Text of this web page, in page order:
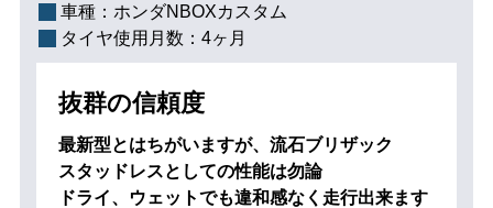
車種： ホンダNBOXカスタム
タイヤ使用月数： 4ヶ月
抜群の信頼度
最新型とはちがいますが、流石ブリザック
スタッドレスとしての性能は勿論
ドライ、ウェットでも違和感なく走行出来ます